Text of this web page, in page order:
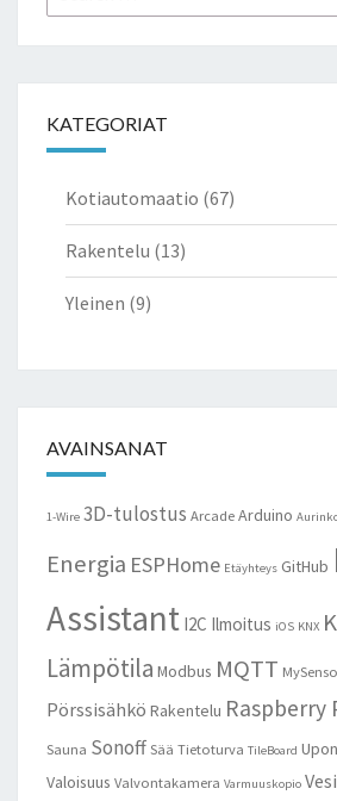
for:
KATEGORIAT
Kotiautomaatio (67)
Rakentelu (13)
Yleinen (9)
AVAINSANAT
1-Wire 3D-tulostus Arcade Arduino
Energia ESPHome Etäyhteys GitHub
Assistant I2C Ilmoitus iOS KNX
Lämpötila Modbus MQTT
Pörssisähkö Rakentelu Raspberry
Sauna Sonoff Sää Tietoturva TileBoard
Valoisuus Valvontakamera Varmuuskopio Vesi